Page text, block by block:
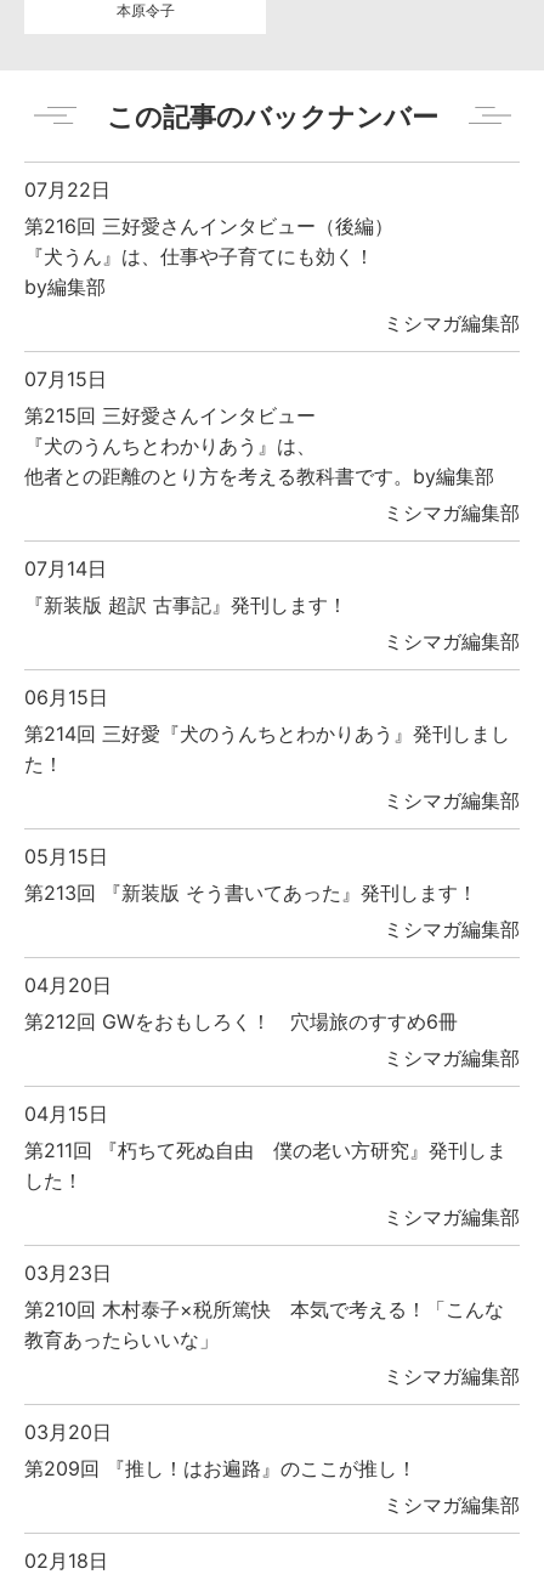
本原令子
この記事のバックナンバー
07月22日
第216回 三好愛さんインタビュー（後編）
『犬うん』は、仕事や子育てにも効く！
by編集部
ミシマガ編集部
07月15日
第215回 三好愛さんインタビュー
『犬のうんちとわかりあう』は、
他者との距離のとり方を考える教科書です。by編集部
ミシマガ編集部
07月14日
『新装版 超訳 古事記』発刊します！
ミシマガ編集部
06月15日
第214回 三好愛『犬のうんちとわかりあう』発刊しまし
た！
ミシマガ編集部
05月15日
第213回 『新装版 そう書いてあった』発刊します！
ミシマガ編集部
04月20日
第212回 GWをおもしろく！ 穴場旅のすすめ6冊
ミシマガ編集部
04月15日
第211回 『朽ちて死ぬ自由 僕の老い方研究』発刊しま
した！
ミシマガ編集部
03月23日
第210回 木村泰子×税所篤快 本気で考える！「こんな
教育あったらいいな」
ミシマガ編集部
03月20日
第209回 『推し！はお遍路』のここが推し！
ミシマガ編集部
02月18日